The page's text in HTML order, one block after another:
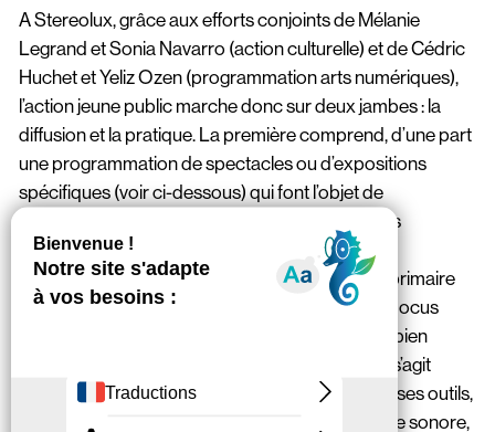
A Stereolux, grâce aux efforts conjoints deMélanie
Legrandet Sonia Navarro (action culturelle) et de Cédric
Huchet etYeliz Ozen(programmation arts numériques),
l’action jeune public marche donc sur deux jambes : la
diffusion et la pratique. La première comprend, d’une part
une programmation de spectacles ou d’expositions
spécifiques (voir ci-dessous) qui font l’objet de
représentations publiques et de représentations
scolaires ; d’autre part des concerts scolaires
organisés ad hoc (c’est ainsi que des élèves de primaire
ont pu voir, ces dernières années, Gong Gong, Hocus
Pocus, Pony Pony Run Run, French Cowboy et bien
d’autres). La seconde jambe est moins visible. Il s’agit
d’ateliers de création menés par un artiste, avec ses outils,
autour d’un projet précis : dessin animé, montage sonore,